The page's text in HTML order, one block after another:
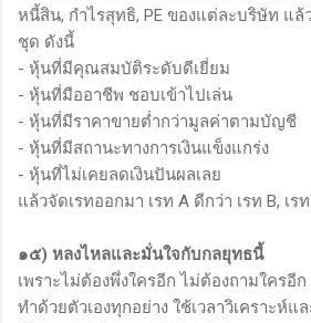
หนี้สิน, กำไรสุทธิ, PE ของแต่ละบริษัท แ
ชุด ดังนี้
- หุ้นที่มีคุณสมบัติระดับดีเยี่ยม
- หุ้นที่มืออาชีพ ชอบเข้าไปเล่น
- หุ้นที่มีราคาขายต่ำกว่ามูลค่าตามบัญชี
- หุ้นที่มีสถานะทางการเงินแข็งแกร่ง
- หุ้นที่ไม่เคยลดเงินปันผลเลย
แล้วจัดเรทออกมา เรท A ดีกว่า เรท B, เร
๑๕) หลงไหลและมั่นใจกับกลยุทธนี้
เพราะไม่ต้องพึ่งใครอีก ไม่ต้องถามใครอีก
ทำด้วยตัวเองทุกอย่าง ใช้เวลาวิเคราะห์